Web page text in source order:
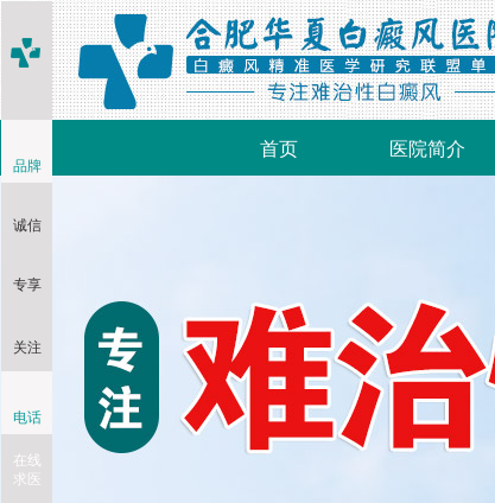
首页 医院简介
品牌
诚信
专享
关注
电话
在线
求医